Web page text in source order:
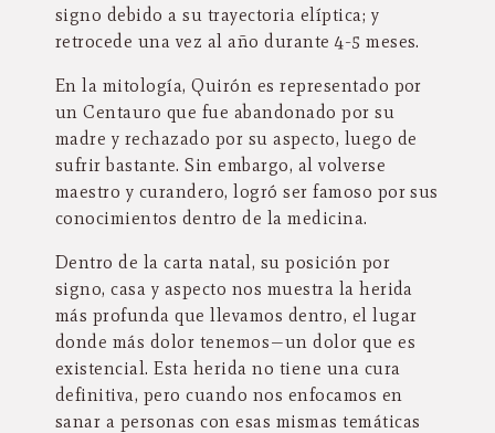
signo debido a su trayectoria elíptica; y
retrocede una vez al año durante 4-5 meses.
En la mitología, Quirón es representado por
un Centauro que fue abandonado por su
madre y rechazado por su aspecto, luego de
sufrir bastante. Sin embargo, al volverse
maestro y curandero, logró ser famoso por sus
conocimientos dentro de la medicina.
Dentro de la carta natal, su posición por
signo, casa y aspecto nos muestra la herida
más profunda que llevamos dentro, el lugar
donde más dolor tenemos—un dolor que es
existencial. Esta herida no tiene una cura
definitiva, pero cuando nos enfocamos en
sanar a personas con esas mismas temáticas